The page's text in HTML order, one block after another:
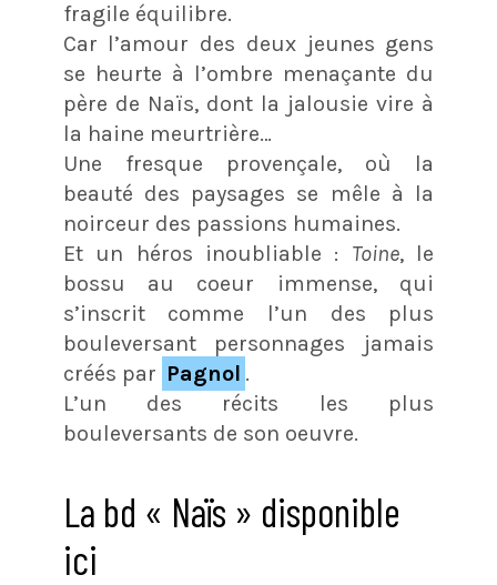
fragile équilibre.
Car l’amour des deux jeunes gens
se heurte à l’ombre menaçante du
père de Naïs, dont la jalousie vire à
la haine meurtrière…
Une fresque provençale, où la
beauté des paysages se mêle à la
noirceur des passions humaines.
Et un héros inoubliable : Toine, le
bossu au coeur immense, qui
s’inscrit comme l’un des plus
bouleversant personnages jamais
créés par Pagnol .
L’un des récits les plus
bouleversants de son oeuvre.
La bd « Naïs » disponible
ici